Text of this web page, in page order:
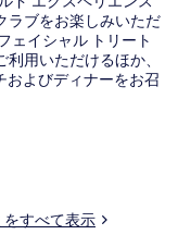
ラブをお楽しみいただ
ェイシャル トリート
用いただけるほか、
およびディナーをお召
があります。
すべて表示